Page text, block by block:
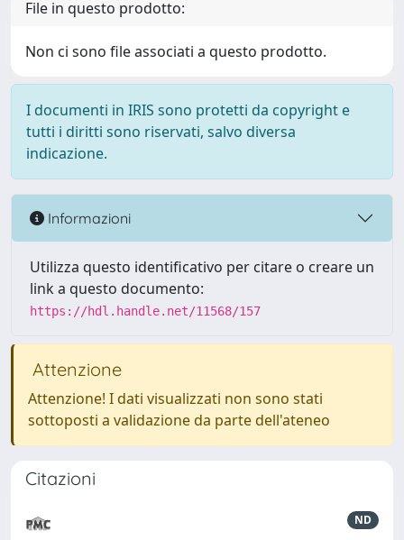
File in questo prodotto:
Non ci sono file associati a questo prodotto.
I documenti in IRIS sono protetti da copyright e
tutti i diritti sono riservati, salvo diversa
indicazione.
Informazioni
Utilizza questo identificativo per citare o creare un
link a questo documento:
https://hdl.handle.net/11568/157
Attenzione
Attenzione! I dati visualizzati non sono stati
sottoposti a validazione da parte dell'ateneo
Citazioni
ND